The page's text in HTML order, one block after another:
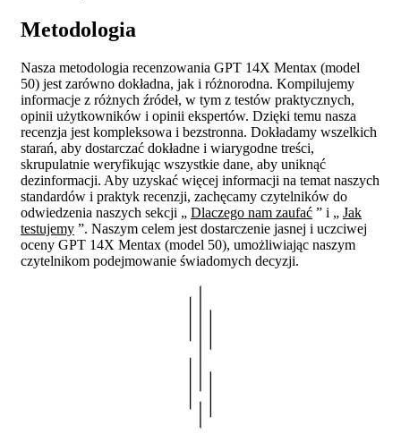
Metodologia
Nasza metodologia recenzowania GPT 14X Mentax (model
50) jest zarówno dokładna, jak i różnorodna. Kompilujemy
informacje z różnych źródeł, w tym z testów praktycznych,
opinii użytkowników i opinii ekspertów. Dzięki temu nasza
recenzja jest kompleksowa i bezstronna. Dokładamy wszelkich
starań, aby dostarczać dokładne i wiarygodne treści,
skrupulatnie weryfikując wszystkie dane, aby uniknąć
dezinformacji. Aby uzyskać więcej informacji na temat naszych
standardów i praktyk recenzji, zachęcamy czytelników do
odwiedzenia naszych sekcji „ Dlaczego nam zaufać ” i „ Jak
testujemy ”. Naszym celem jest dostarczenie jasnej i uczciwej
oceny GPT 14X Mentax (model 50), umożliwiając naszym
czytelnikom podejmowanie świadomych decyzji.